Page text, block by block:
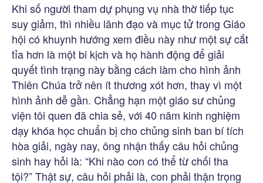
Khi số người tham dự phụng vụ nhà thờ tiếp tục
suy giảm, thì nhiều lãnh đạo và mục tử trong Giáo
hội có khuynh hướng xem điều này như một sự cắt
tỉa hơn là một bi kịch và họ hành động để giải
quyết tình trạng này bằng cách làm cho hình ảnh
Thiên Chúa trở nên ít thương xót hơn, thay vì một
hình ảnh dễ gần. Chẳng hạn một giáo sư chủng
viện tôi quen đã chia sẻ, với 40 năm kinh nghiệm
dạy khóa học chuẩn bị cho chủng sinh ban bí tích
hòa giải, ngày nay, ông nhận thấy câu hỏi chủng
sinh hay hỏi là: “Khi nào con có thể từ chối tha
tội?” Thật sự, câu hỏi phải là, con phải thận trọng